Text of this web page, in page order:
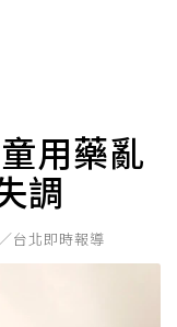
用藥亂
調
台北即時報導